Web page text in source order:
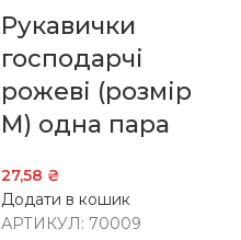
Рукавички
господарчі
рожеві (розмір
М) одна пара
27,58 ₴
Додати в кошик
АРТИКУЛ: 70009